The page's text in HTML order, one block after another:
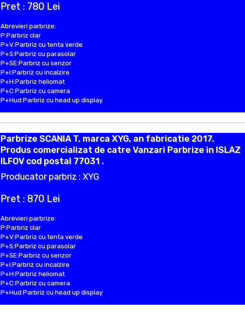
Pret : 780 Lei
Abrevieri parbrize:
P:Parbriz clar
P+V:Parbriz cu tenta verde
P+S:Parbriz cu parasolar
P+SE:Parbriz cu senzor
P+I:Parbriz cu incalzire
P+H:Parbriz heliomat
P+C:Parbriz cu camera
P+Hud:Parbriz cu head up display
Parbrize SCANIA T, marca XYG, an fabricatie 2017.
Produs comercializat de catre Vanzari Parbrize in ISLAZ
ILFOV cod postal 77031 .
Producator parbriz : XYG
Pret : 870 Lei
Abrevieri parbrize:
P:Parbriz clar
P+V:Parbriz cu tenta verde
P+S:Parbriz cu parasolar
P+SE:Parbriz cu senzor
P+I:Parbriz cu incalzire
P+H:Parbriz heliomat
P+C:Parbriz cu camera
P+Hud:Parbriz cu head up display